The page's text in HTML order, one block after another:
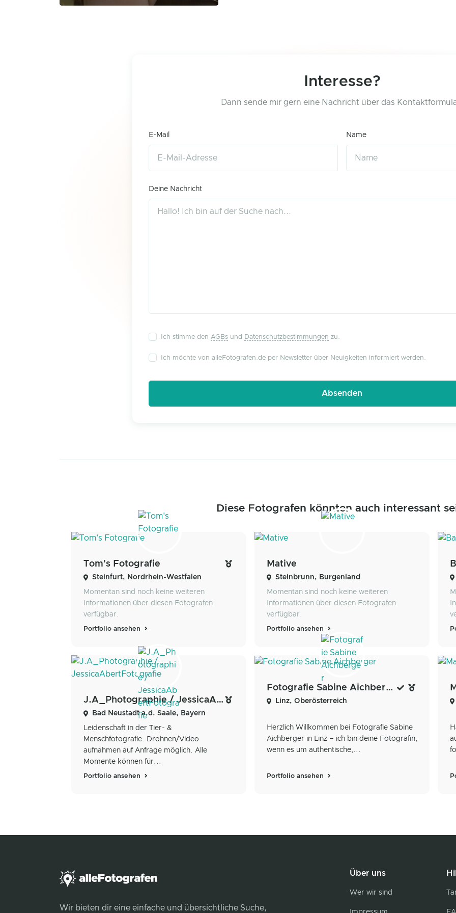
Interesse?
Dann sende mir gern eine Nachricht über das
E-Mail Name
Deine Nachricht
Ich stimme den AGBsund Datenschutzbestimmungen zu.
Ich möchte von alleFotografen.de per Newsletter über Neuigkeiten informiert werden.
Diese Fotografen könnten auch interessant
Tom's Fotografie
Steinfurt, Nordrhein-Westfalen
Momentan sind noch keine weiteren
Informationen über diesen Fotografen
verfügbar.
Portfolio ansehen
Mative
Steinbrunn, Burgenland
Momentan sind noch keine weiteren
Informationen über diesen Fotografen
verfügbar.
Portfolio ansehen
J.A_Photographie / JessicaAbertFotografie
Bad Neustadt a.d. Saale, Bayern
Leidenschaft in der Tier- &
Menschfotografie. Drohnen/Video
aufnahmen auf Anfrage möglich. Alle
Momente können für...
Portfolio ansehen
Fotografie Sabine Aichberger
Linz, Oberösterreich
Herzlich Willkommen bei Fotografie Sabine
Aichberger in Linz – ich bin deine Fotografin,
wenn es um authentische,...
Portfolio ansehen
Wir bieten dir eine einfache und übersichtliche Suche,
Über uns
Wer wir sind